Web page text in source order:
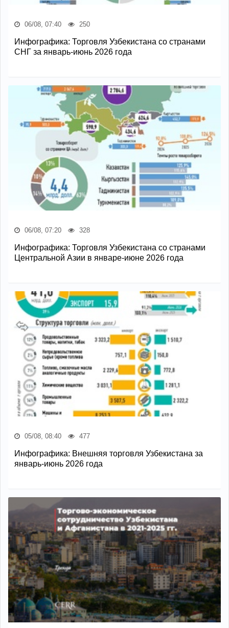
06/08, 07:40 250
Инфографика: Торговля Узбекистана со странами
СНГ за январь-июнь 2026 года
06/08, 07:20 328
Инфографика: Торговля Узбекистана со странами
Центральной Азии в январе-июне 2026 года
05/08, 08:40 477
Инфографика: Внешняя торговля Узбекистана за
январь-июнь 2026 года